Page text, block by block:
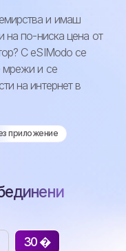
и имаш
на по-ниска цена от
С eSIModo се
мрежи и се
на интернет в
приложение
30 �